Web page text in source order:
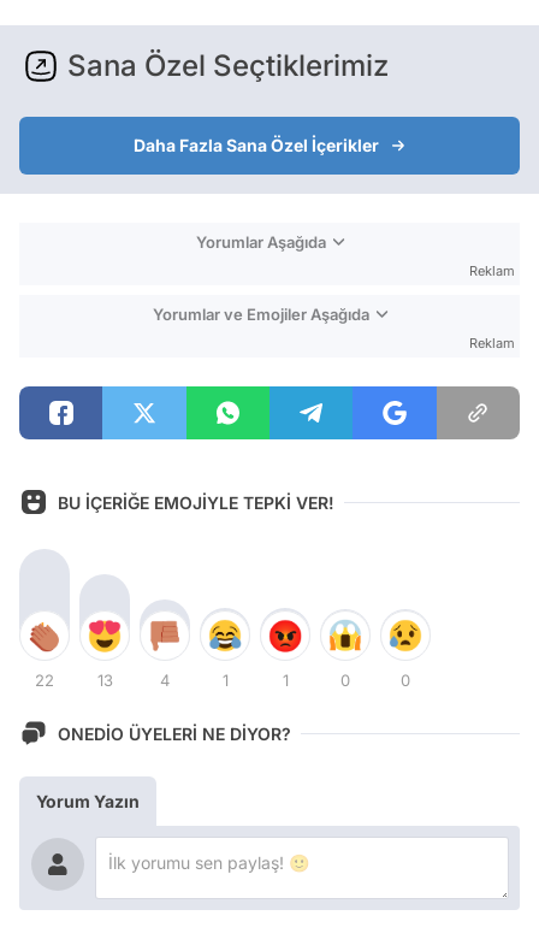
Sana Özel Seçtiklerimiz
Daha Fazla Sana Özel İçerikler
Yorumlar Aşağıda
Reklam
Yorumlar ve Emojiler Aşağıda
Reklam
BU İÇERİĞE EMOJİYLE TEPKİ VER!
22 13 4 1 1 0 0
ONEDİO ÜYELERİ NE DİYOR?
Yorum Yazın